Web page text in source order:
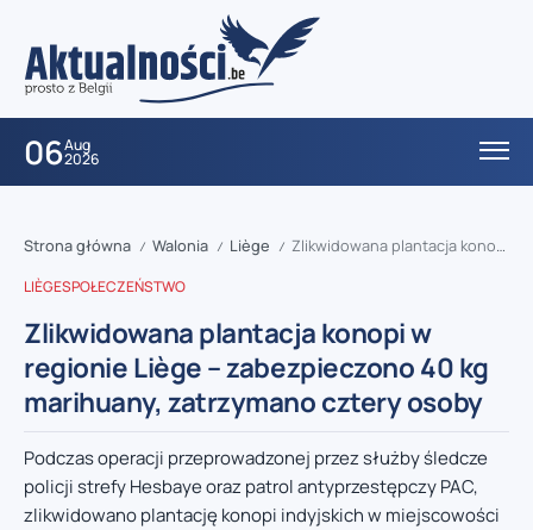
06Aug
2026
Strona główna / Walonia / Liège / Zlikwidowana plantacja konopi w regionie Liège – zabezpieczono 40 kg marihuany, zatrzymano cztery osoby
LIÈGESPOŁECZEŃSTWO
Zlikwidowana plantacja konopi w
regionie Liège – zabezpieczono 40 kg
marihuany, zatrzymano cztery osoby
Podczas operacji przeprowadzonej przez służby śledcze
policji strefy Hesbaye oraz patrol antyprzestępczy PAC,
zlikwidowano plantację konopi indyjskich w miejscowości